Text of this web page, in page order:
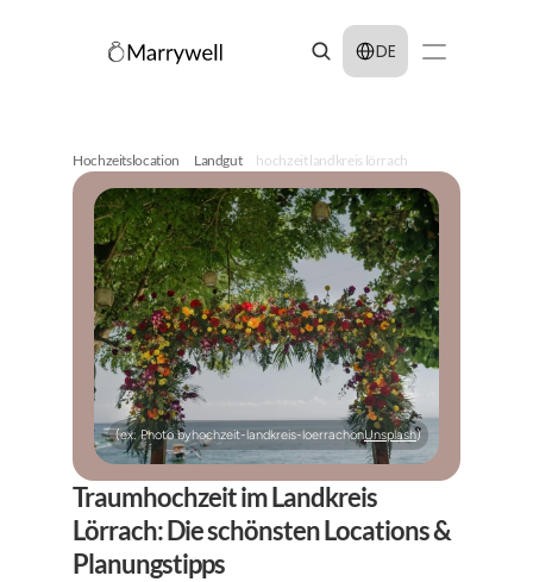
Select Language
DE
Hochzeitslocation Landgut hochzeit landkreis lörrach
(ex: Photo byhochzeit-landkreis-loerrachonUnsplash)
Traumhochzeit im Landkreis
Lörrach: Die schönsten Locations &
Planungstipps